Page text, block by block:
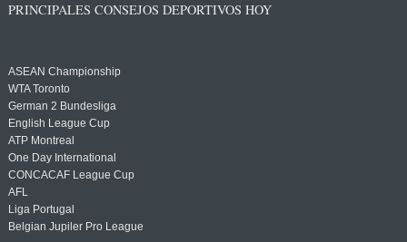
PRINCIPALES CONSEJOS DEPORTIVOS HOY
ASEAN Championship
WTA Toronto
German 2 Bundesliga
English League Cup
ATP Montreal
One Day International
CONCACAF League Cup
AFL
Liga Portugal
Belgian Jupiler Pro League